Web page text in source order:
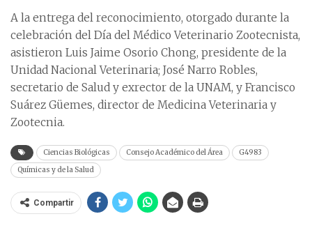
A la entrega del reconocimiento, otorgado durante la
celebración del Día del Médico Veterinario Zootecnista,
asistieron Luis Jaime Osorio Chong, presidente de la
Unidad Nacional Veterinaria; José Narro Robles,
secretario de Salud y exrector de la UNAM, y Francisco
Suárez Güemes, director de Medicina Veterinaria y
Zootecnia.
Ciencias Biológicas Consejo Académico del Área
G4983
Químicas y de la Salud
Compartir